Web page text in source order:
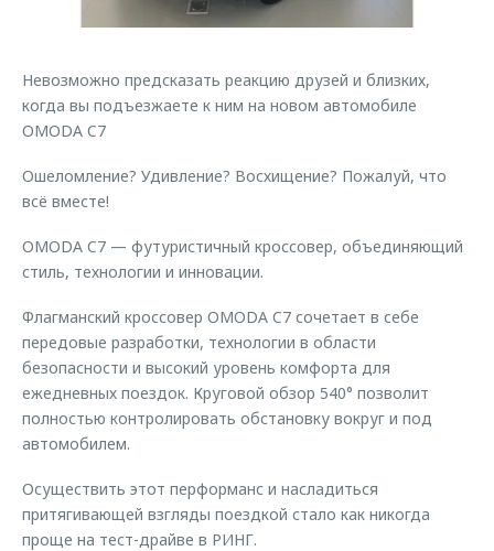
Аксессуары
Одежда и сувениры
Оригинальные аксессуары
Запчасти
Трейд-ин
Клиентская поддержка
Клуб владельцев OMODA
Приложение O&J
Аксессуары
Оригинальные аксессуары
Обратная связь
Невозможно предсказать реакцию друзей и близких,
когда вы подъезжаете к ним на новом автомобиле
OMODA C7 ⠀
Ошеломление? Удивление? Восхищение? Пожалуй, что
всё вместе!
OMODA C7 — футуристичный кроссовер, объединяющий
стиль, технологии и инновации.
Флагманский кроссовер OMODA C7 сочетает в себе
передовые разработки, технологии в области
безопасности и высокий уровень комфорта для
ежедневных поездок. Круговой обзор 540° позволит
полностью контролировать обстановку вокруг и под
автомобилем.
Осуществить этот перформанс и насладиться
притягивающей взгляды поездкой стало как никогда
проще на тест-драйве в РИНГ.